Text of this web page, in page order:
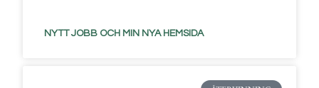
NYTT JOBB OCH MIN NYA HEMSIDA